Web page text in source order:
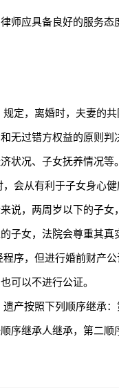
师应具备良好的服务
定，离婚时，夫妻的
无过错方权益的原则
状况、子女抚养情况等。
会从有利于子女身心
说，两周岁以下的子
子女，法院会尊重其真
序，但进行婚前财产
可以不进行公证。
产按照下列顺序继承
序继承人继承，第二